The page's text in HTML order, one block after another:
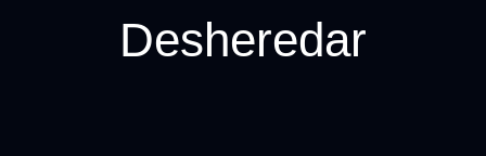
Desheredar